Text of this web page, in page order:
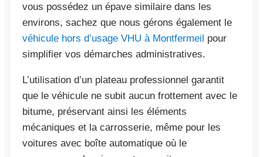
vous possédez un épave similaire dans les
environs, sachez que nous gérons également le
véhicule hors d’usage VHU à Montfermeil pour
simplifier vos démarches administratives.
L’utilisation d’un plateau professionnel garantit
que le véhicule ne subit aucun frottement avec le
bitume, préservant ainsi les éléments
mécaniques et la carrosserie, même pour les
voitures avec boîte automatique où le